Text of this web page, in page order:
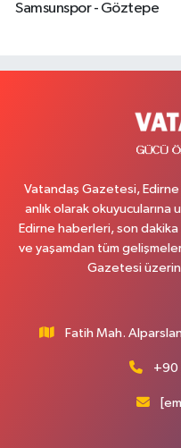
Samsunspor - Göztepe
Vatandaş Gazetesi,
anlık olarak
Edirne haberleri, son
ve yaşamdan tüm
Gazetesi
Fatih Mah.
+90